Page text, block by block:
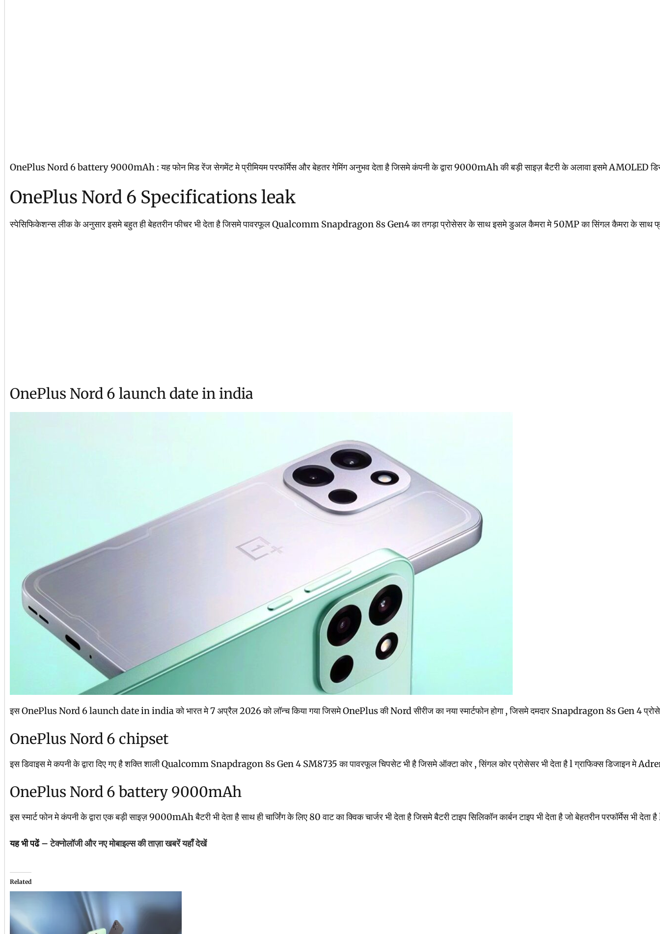
OnePlus Nord 6 battery 9000mAh : यह फोन मिड रेंज सेगमेंट मे प्रीमियम परफॉर्मेस और बेहतर गेमिंग अनुभव देता है जिसमे कंपनी के द्वारा 9000mAh की बड़ी साइज़ बैटरी के अलावा इसमे AMOLED
OnePlus Nord 6 Specifications leak
स्पेसिफिकेशन्स लीक के अनुसार इसमे बहुत ही बेहतरीन फीचर भी देता है जिसमे पावरफूल Qualcomm Snapdragon 8s Gen4 का तगड़ा प्रोसेसर के साथ इसमे डुअल कैमरा मे 50MP का सिंगल कैमरा के साथ फ्रंट
OnePlus Nord 6 launch date in india
इस OnePlus Nord 6 launch date in india को भारत मे 7 अप्रैल 2026 को लॉन्च किया गया जिसमे OnePlus की Nord सीरीज का नया स्मार्टफोन होगा , जिसमे दमदार Snapdragon 8s Gen 4
OnePlus Nord 6 chipset
इस डिवाइस मे कपनी के द्वारा दिए गए है शक्ति शाली Qualcomm Snapdragon 8s Gen 4 SM8735 का पावरफूल चिपसेट भी है जिसमे ऑक्टा कोर , सिंगल कोर प्रोसेसर भी देता है l ग्राफिक्स डिजाइन मे
OnePlus Nord 6 battery 9000mAh
इस स्मार्ट फोन मे कंपनी के द्वारा एक बड़ी साइज़ 9000mAh बैटरी भी देता है साथ ही चार्जिंग के लिए 80 वाट का क्विक चार्जर भी देता है जिसमे बैटरी टाइप सिलिकॉन कार्बन टाइप भी देता है जो बेहतरीन परफॉर्मेस भी देता
यह भी पढें –टेक्नोलॉजी और नए मोबाइल्स की ताज़ा खबरें यहाँ देखें
Related